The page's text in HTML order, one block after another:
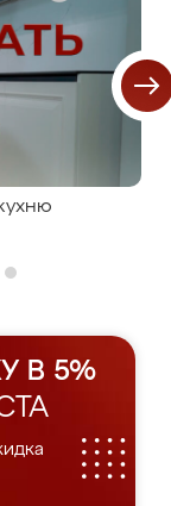
В 5%